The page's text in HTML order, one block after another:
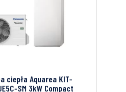
ciepła Aquarea KIT-
SM 3kW Compact